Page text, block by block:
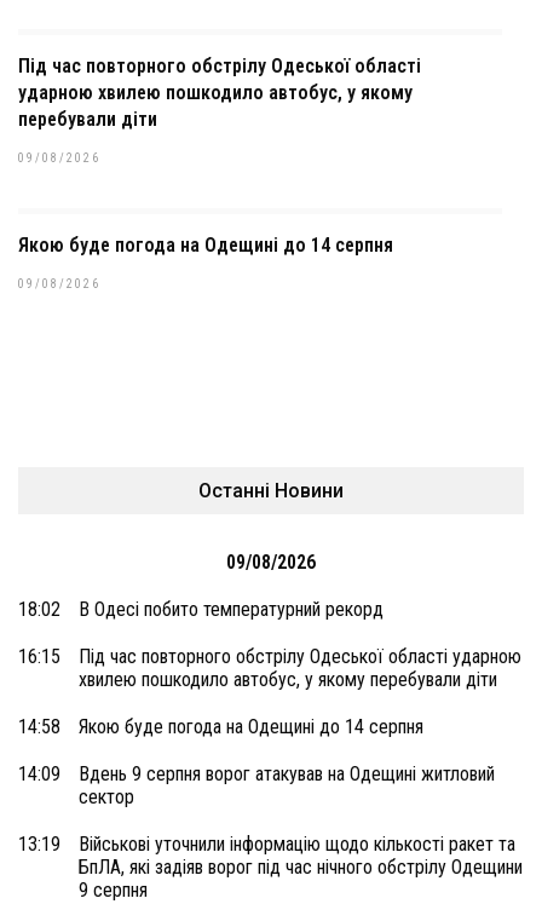
Під час повторного обстрілу Одеської області
ударною хвилею пошкодило автобус, у якому
перебували діти
09/08/2026
Якою буде погода на Одещині до 14 серпня
09/08/2026
Останні Новини
09/08/2026
18:02 В Одесі побито температурний рекорд
16:15
Під час повторного обстрілу Одеської області ударною
хвилею пошкодило автобус, у якому перебували діти
14:58 Якою буде погода на Одещині до 14 серпня
14:09
Вдень 9 серпня ворог атакував на Одещині житловий
сектор
13:19
Військові уточнили інформацію щодо кількості ракет та
БпЛА, які задіяв ворог під час нічного обстрілу Одещини
9 серпня